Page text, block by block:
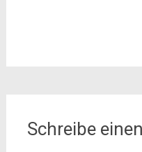
Schreibe